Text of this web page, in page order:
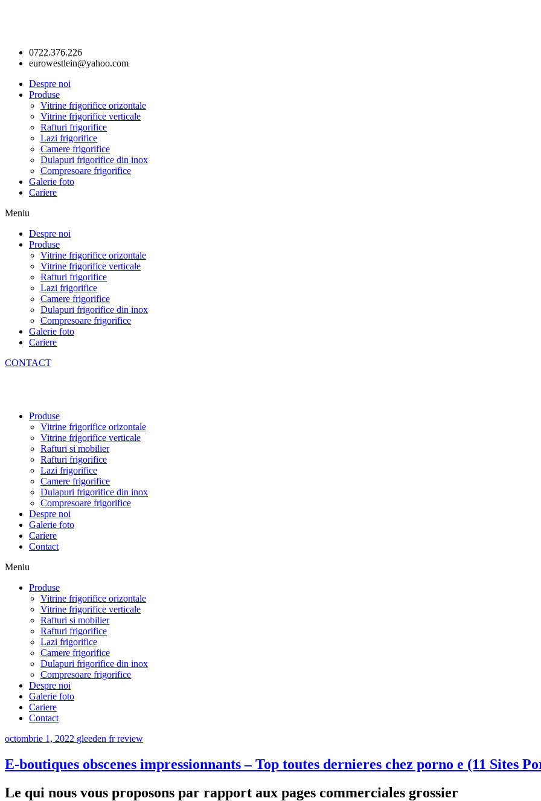
0722.376.226
eurowestlein@yahoo.com
Despre noi
Produse
Vitrine frigorifice orizontale
Vitrine frigorifice verticale
Rafturi frigorifice
Lazi frigorifice
Camere frigorifice
Dulapuri frigorifice din inox
Compresoare frigorifice
Galerie foto
Cariere
Meniu
Despre noi
Produse
Vitrine frigorifice orizontale
Vitrine frigorifice verticale
Rafturi frigorifice
Lazi frigorifice
Camere frigorifice
Dulapuri frigorifice din inox
Compresoare frigorifice
Galerie foto
Cariere
CONTACT
Produse
Vitrine frigorifice orizontale
Vitrine frigorifice verticale
Rafturi si mobilier
Rafturi frigorifice
Lazi frigorifice
Camere frigorifice
Dulapuri frigorifice din inox
Compresoare frigorifice
Despre noi
Galerie foto
Cariere
Contact
Meniu
Produse
Vitrine frigorifice orizontale
Vitrine frigorifice verticale
Rafturi si mobilier
Rafturi frigorifice
Lazi frigorifice
Camere frigorifice
Dulapuri frigorifice din inox
Compresoare frigorifice
Despre noi
Galerie foto
Cariere
Contact
octombrie 1, 2022 gleeden fr review
E-boutiques obscenes impressionnants – Top toutes dernieres chez porno e (11 Sites
Le qui nous vous proposons par rapport aux pages commerciales grossier